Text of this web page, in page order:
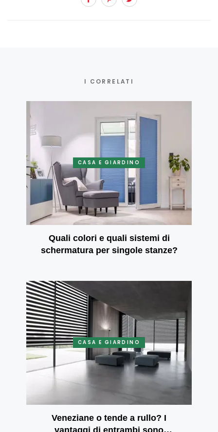
I CORRELATI
CASA E GIARDINO
Quali colori e quali sistemi di
schermatura per singole stanze?
CASA E GIARDINO
Veneziane o tende a rullo? I
vantaggi di entrambi sono